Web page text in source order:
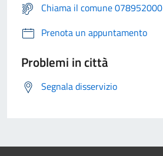
Chiama il comune 078952000
Prenota un appuntamento
Problemi in città
Segnala disservizio